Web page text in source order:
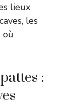
lieux
les
où
: